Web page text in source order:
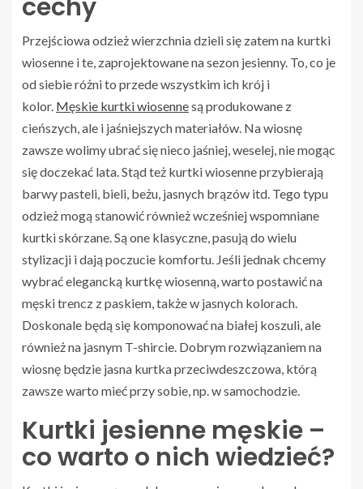
cechy
Przejściowa odzież wierzchnia dzieli się zatem na kurtki
wiosenne i te, zaprojektowane na sezon jesienny. To, co je
od siebie różni to przede wszystkim ich krój i
kolor. Męskie kurtki wiosennesą produkowane z
cieńszych, ale i jaśniejszych materiałów. Na wiosnę
zawsze wolimy ubrać się nieco jaśniej, weselej, nie mogąc
się doczekać lata. Stąd też kurtki wiosenne przybierają
barwy pasteli, bieli, beżu, jasnych brązów itd. Tego typu
odzież mogą stanowić również wcześniej wspomniane
kurtki skórzane. Są one klasyczne, pasują do wielu
stylizacji i dają poczucie komfortu. Jeśli jednak chcemy
wybrać elegancką kurtkę wiosenną, warto postawić na
męski trencz z paskiem, także w jasnych kolorach.
Doskonale będą się komponować na białej koszuli, ale
również na jasnym T-shircie. Dobrym rozwiązaniem na
wiosnę będzie jasna kurtka przeciwdeszczowa, którą
zawsze warto mieć przy sobie, np. w samochodzie.
Kurtki jesienne męskie –
co warto o nich wiedzieć?